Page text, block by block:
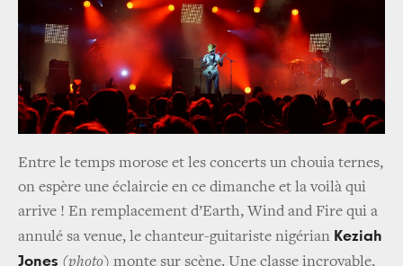
Entre le temps morose et les concerts un chouia ternes,
on espère une éclaircie en ce dimanche et la voilà qui
arrive ! En remplacement d’Earth, Wind and Fire qui a
annulé sa venue, le chanteur-guitariste nigérian Keziah
Jones